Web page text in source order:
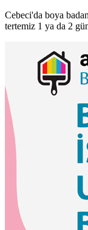
Cebeci'da boya
tertemiz 1 ya da 2